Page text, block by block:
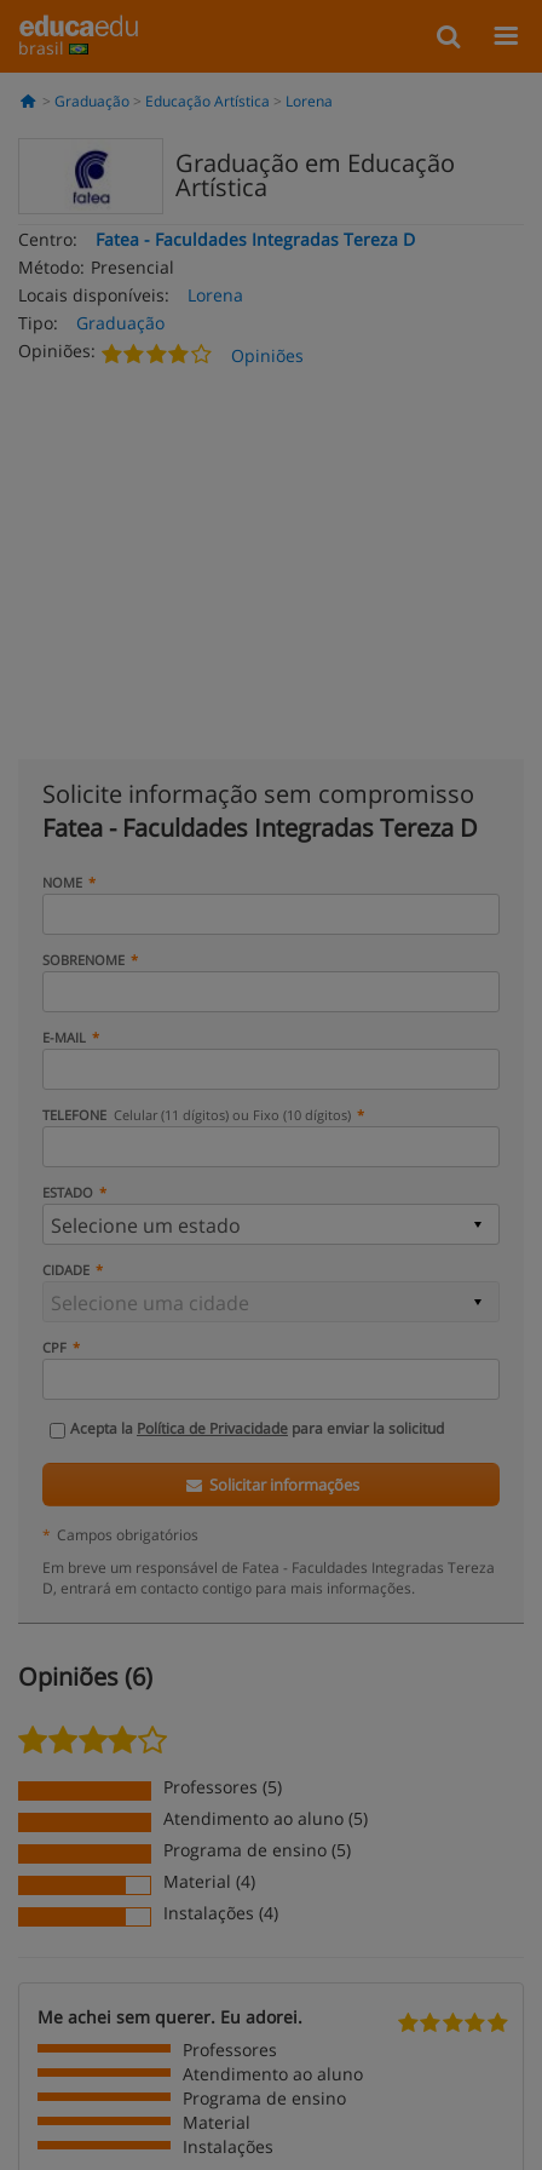
brasil
Graduação Educação Artística Lorena
Graduação em Educação
Artística
Centro:
Fatea - Faculdades Integradas Tereza D
Método: Presencial
Locais disponíveis:
Lorena
Tipo:
Graduação
Opiniões:
Opiniões
Solicite informação sem compromisso
Fatea - Faculdades Integradas Tereza D
NOME
SOBRENOME
E-MAIL
TELEFONE Celular (11 dígitos) ou Fixo (10 dígitos)
ESTADO
CIDADE
CPF
Acepta la Política de Privacidade para enviar la solicitud
Solicitar informações
* Campos obrigatórios
Em breve um responsável de Fatea - Faculdades Integradas Tereza
D, entrará em contacto contigo para mais informações.
Opiniões (6)
Professores (5)
Atendimento ao aluno (5)
Programa de ensino (5)
Material (4)
Instalações (4)
Me achei sem querer. Eu adorei.
Professores
Atendimento ao aluno
Programa de ensino
Material
Instalações